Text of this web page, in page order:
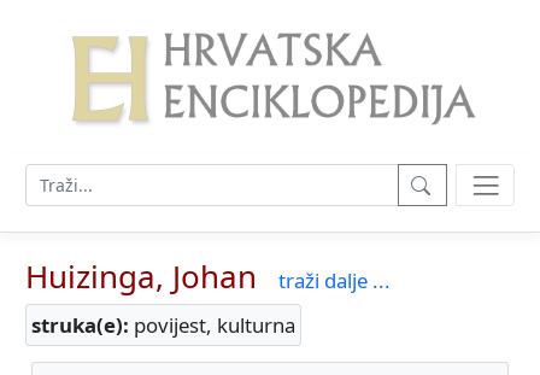
Huizinga, Johan
traži dalje ...
struka(e): povijest, kulturna